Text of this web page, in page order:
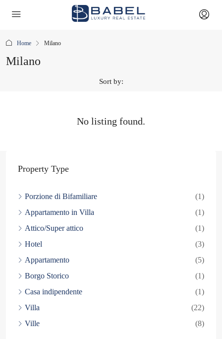
Home Milano
Milano
Sort by:
No listing found.
Property Type
Porzione di Bifamiliare
(1)
Appartamento in Villa
(1)
Attico/Super attico
(1)
Hotel
(3)
Appartamento
(5)
Borgo Storico
(1)
Casa indipendente
(1)
Villa
(22)
Ville
(8)